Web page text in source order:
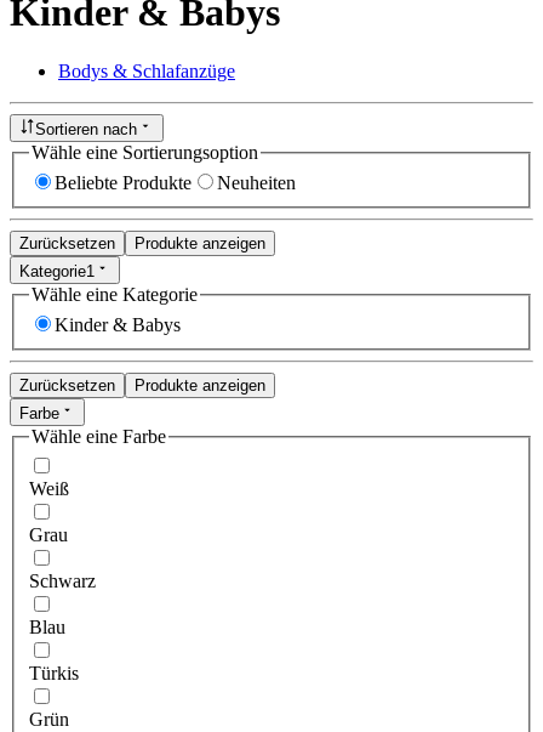
Kinder & Babys
Bodys & Schlafanzüge
Sortieren nach
Wähle eine Sortierungsoption
Beliebte Produkte
Neuheiten
Zurücksetzen
Produkte anzeigen
Kategorie1
Wähle eine Kategorie
Kinder & Babys
Zurücksetzen
Produkte anzeigen
Farbe
Wähle eine Farbe
Weiß
Grau
Schwarz
Blau
Türkis
Grün